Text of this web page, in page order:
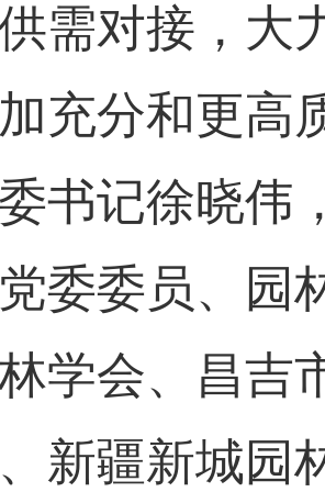
需对接，大
充分和更高
书记徐晓伟
委委员、园
学会、昌吉
新疆新城园